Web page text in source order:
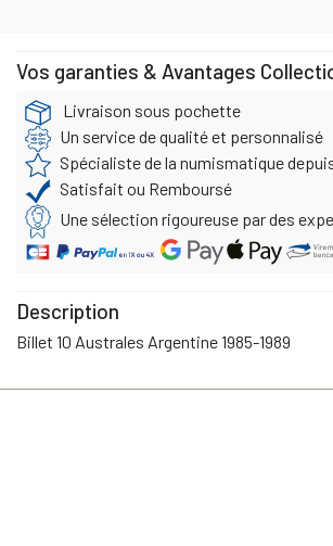
Vos garanties & Avantages
Livraison sous pochette
Un service de qualité et personnalisé
Spécialiste de la numismatique
Satisfait ou Remboursé
Une sélection rigoureuse par des
Description
Billet 10 Australes Argentine 1985-1989